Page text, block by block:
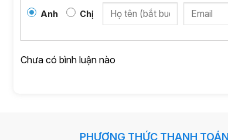
Anh Chị
Chưa có bình luận nào
PHƯƠNG THỨC THANH TOÁN